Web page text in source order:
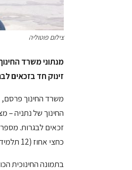
צילום פוטוליה
מנתוני משרד
זינוק חד בזכאים
משרד החינוך פרסם,
כחצי אחוז (12 תלמידים סך הכל).
בתמונה החינוכית